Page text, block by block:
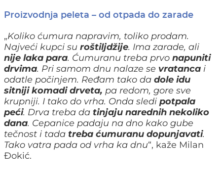
Proizvodnja peleta – od otpada do zarade
„Koliko ćumura napravim, toliko prodam.
Najveći kupci su roštiljdžije. Ima zarade, ali
nije laka para. Ćumuranu treba prvo napuniti
drvima. Pri samom dnu nalaze se vratanca i
odatle počinjem. Ređam tako da dole idu
sitniji komadi drveta, pa redom, gore sve
krupniji. I tako do vrha. Onda sledi potpala
peći. Drva treba da tinjaju narednih nekoliko
dana. Cepanice padaju na dno kako gube
tečnost i tada treba ćumuranu dopunjavati.
Tako vatra pada od vrha ka dnu“, kaže Milan
Đokić.